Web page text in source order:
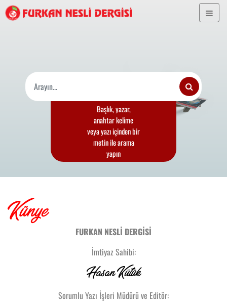
Başlık, yazar,
anahtar kelime
veya yazı içinden bir
metin ile arama
yapın
Künye
FURKAN NESLİ DERGİSİ
İmtiyaz Sahibi:
Hasan Kütük
Sorumlu Yazı İşleri Müdürü ve Editör: